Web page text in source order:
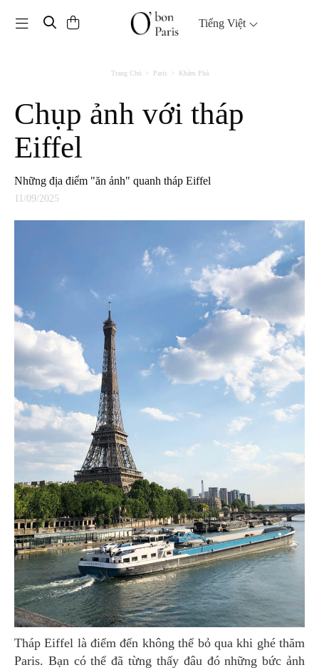
Toggle navigation Tiếng Việt
Trang Chủ Paris Khám Phá
Chụp ảnh với tháp
Eiffel
Những địa điểm "ăn ảnh" quanh tháp Eiffel
11/09/2025
Tháp Eiffel là điểm đến không thể bỏ qua khi ghé thăm
Paris. Bạn có thể đã từng thấy đâu đó những bức ảnh